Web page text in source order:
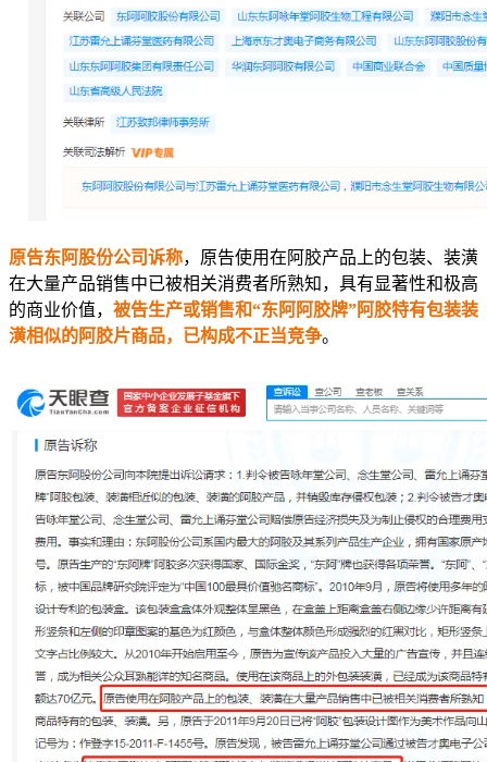
原告东阿股份公司诉称，原告使用在阿胶产品上的包装、装潢
在大量产品销售中已被相关消费者所熟知，具有显著性和极高
的商业价值， 被告生产或销售和“东阿阿胶牌”阿胶特有包装装
潢相似的阿胶片商品，已构成不正当竞争。